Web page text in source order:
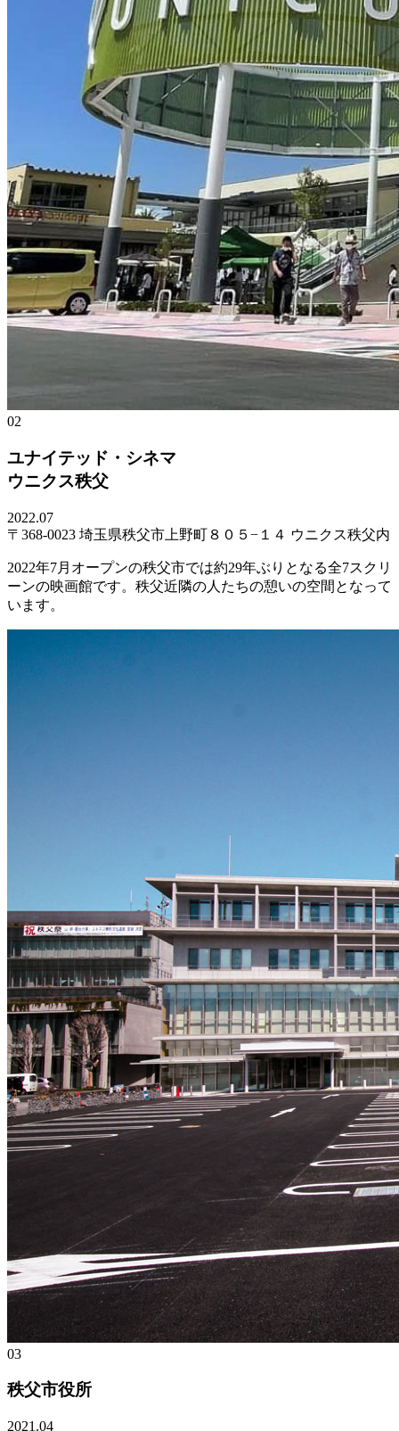
02
ユナイテッド・シネマ
ウニクス秩父
2022.07
〒368-0023 埼玉県秩父市上野町８０５−１４ ウニクス秩父内
2022年7月オープンの秩父市では約29年ぶりとなる全7スクリ
ーンの映画館です。秩父近隣の人たちの憩いの空間となって
います。
03
秩父市役所
2021.04